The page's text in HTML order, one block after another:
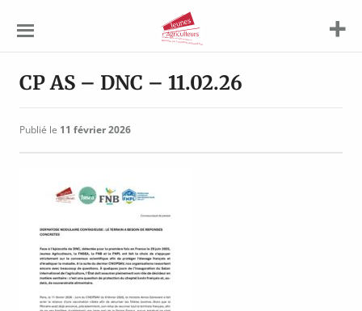
Agriculteurs
CP AS – DNC – 11.02.26
Publié le 11 février 2026